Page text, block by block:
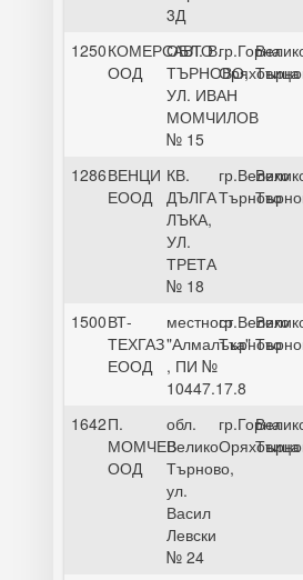
3Д
1250КОМЕРСАВТО
ООД
ОБЛ. В.
ТЪРНОВО,
УЛ. ИВАН
МОМЧИЛОВ
№ 15
гр.Горна
Оряховица
1286ВЕНЦИ
ЕООД
КВ.
ДЪЛГА
ЛЪКА,
УЛ.
ТРЕТА
№ 18
гр.Велико
Търново
1500ВТ-
ТЕХГАЗ
ЕООД
местност
"Алмалъка"
, ПИ №
10447.17.8
гр.Велико
Търново
1642П.
МОМЧЕВ
ООД
обл.
Велико
Търново,
ул.
Васил
Левски
№ 24
гр.Горна
Оряховица